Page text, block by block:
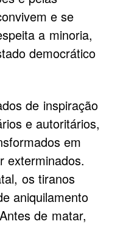
e se
a minoria,
democrático
de inspiração
e autoritários,
em
exterminados.
os tiranos
aniquilamento
de matar,